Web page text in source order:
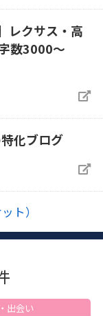
レクサス・高
数3000～
化ブログ
ト）
出会い